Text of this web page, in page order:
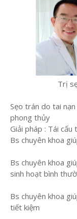
Trị
Sẹo trán do tai
phong thủy
Giải pháp : Tái
Bs chuyên khoa
Bs chuyên khoa
sinh hoạt bình
Bs chuyên khoa
tiết kiệm